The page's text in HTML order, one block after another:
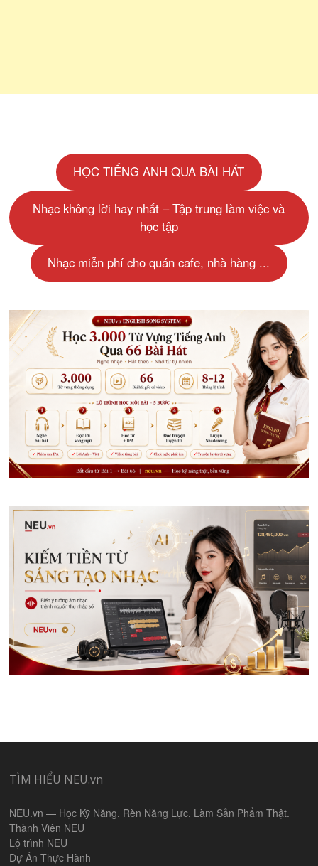
HỌC TIẾNG ANH QUA BÀI HÁT
Nhạc không lời hay nhất – Tập trung làm việc và
học tập
Nhạc miễn phí cho quán cafe, nhà hàng ...
TÌM HIỂU NEU.vn
NEU.vn — Học Kỹ Năng. Rèn Năng Lực. Làm Sản Phẩm Thật.
Thành Viên NEU
Lộ trình NEU
Dự Án Thực Hành